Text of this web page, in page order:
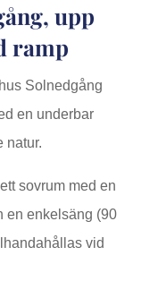
upp
ramp
Solnedgång
en underbar
natur.
sovrum med en
en enkelsäng (90
vid